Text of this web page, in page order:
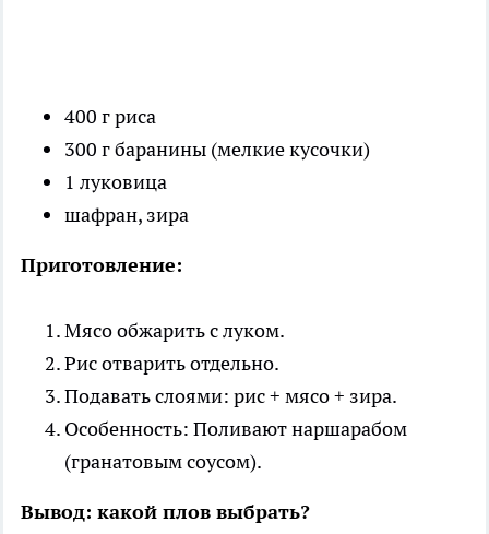
400 г риса
300 г баранины (мелкие кусочки)
1 луковица
шафран, зира
Приготовление:
Мясо обжарить с луком.
Рис отварить отдельно.
Подавать слоями: рис + мясо + зира.
Особенность: Поливают наршарабом
(гранатовым соусом).
Вывод: какой плов выбрать?